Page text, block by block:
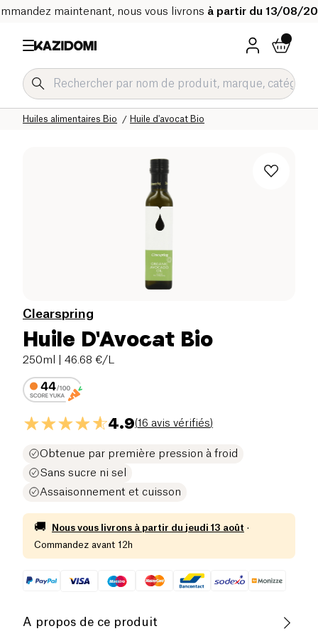
maintenant, nous vous livrons à partir du 13/08/
Huile d'avocat Bio
Huiles alimentaires Bio
Epicerie salée Bio
Notre catalogue bio
Accueil
Clearspring
Huile D'Avocat Bio
250ml | 46.68 €/L
4.9(16 avis vérifiés)
Obtenue par première pression à froid
Sans sucre ni sel
Assaisonnement et cuisson
🚚 Nous vous livrons à partir du jeudi 13 août ·
Commandez avant 12h
A propos de ce produit